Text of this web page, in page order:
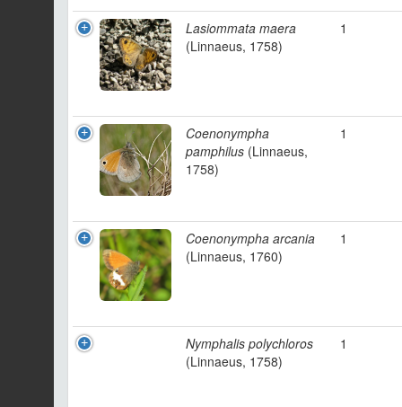
Lasiommata maera
(Linnaeus, 1758)
1
Coenonympha
pamphilus (Linnaeus,
1758)
1
Coenonympha arcania
(Linnaeus, 1760)
1
Nymphalis polychloros
(Linnaeus, 1758)
1